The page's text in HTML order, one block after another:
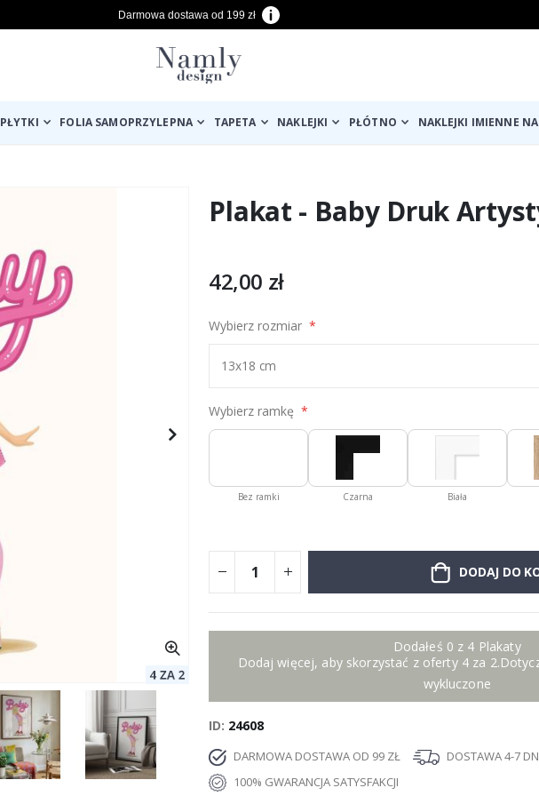
Darmowa dostawa od 199 zł
FOLIA SAMOPRZYLEPNA TAPETA NAKLEJKI PŁÓTNO NAKLEJKI IMIENNE
Plakat - Baby Druk
42,00 zł
Wybierz rozmiar
Wybierz ramkę
Bez ramki Czarna Biała
DODAJ DO
Dodałeś 0 z 4 Plakaty
Dodaj więcej, aby skorzystać z oferty 4 za
wykluczone
ID 24608
DARMOWA DOSTAWA OD 99 ZŁ
DOSTAWA 4-7
100% GWARANCJA SATYSFAKCJI